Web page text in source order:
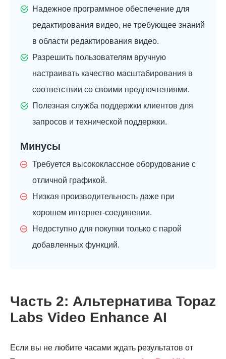
Надежное программное обеспечение для
редактирования видео, не требующее знаний
в области редактирования видео.
Разрешить пользователям вручную
настраивать качество масштабирования в
соответствии со своими предпочтениями.
Полезная служба поддержки клиентов для
запросов и технической поддержки.
Минусы
Требуется высококлассное оборудование с
отличной графикой.
Низкая производительность даже при
хорошем интернет-соединении.
Недоступно для покупки только с парой
добавленных функций.
Часть 2: Альтернатива Topaz
Labs Video Enhance AI
Если вы не любите часами ждать результатов от